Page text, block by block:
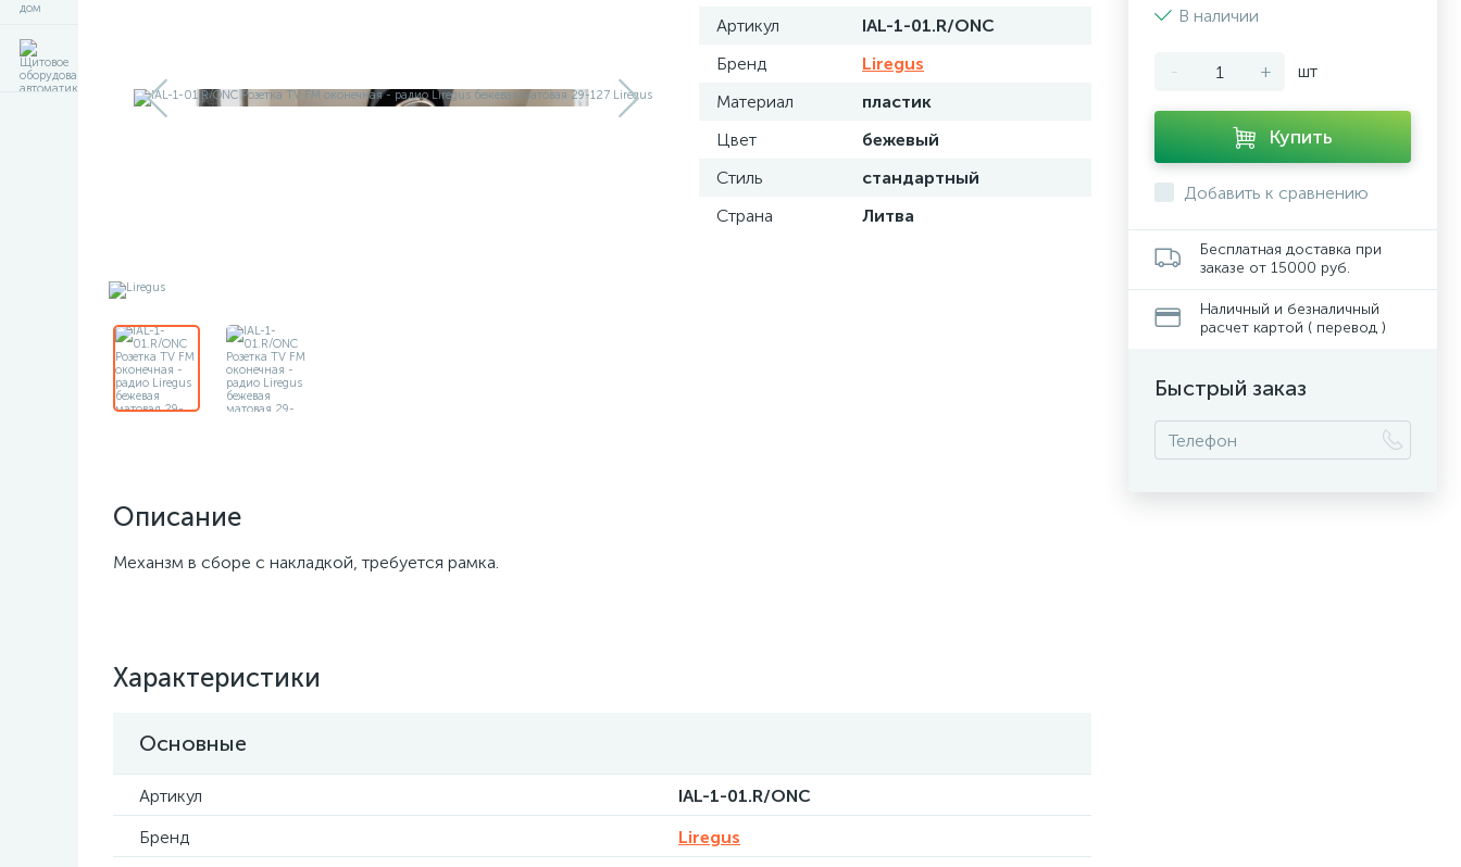
Артикул
IAL-1-01.R/ONC
Бренд
Liregus
Материал
пластик
Цвет
бежевый
Стиль
стандартный
Страна
Литва
Описание
Механзм в сборе с накладкой, требуется рамка.
Характеристики
Основные
Артикул
IAL-1-01.R/ONC
Бренд
Liregus
В наличии
- + шт
Купить
Добавить к сравнению
Бесплатная доставка при
заказе от 15000 руб.
Наличный и безналичный
расчет картой ( перевод )
Быстрый заказ